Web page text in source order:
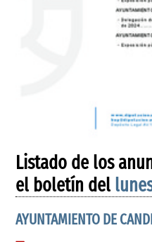
Listado de los
el boletín del
AYUNTAMIENTO DE